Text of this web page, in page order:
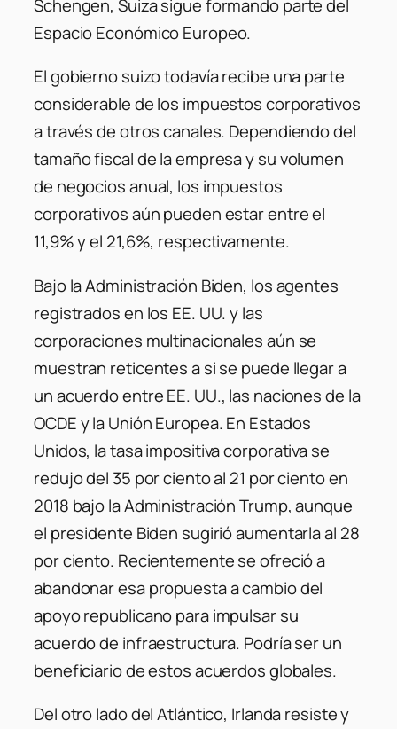
Schengen, Suiza sigue formando parte del
Espacio Económico Europeo.
El gobierno suizo todavía recibe una parte
considerable de los impuestos corporativos
a través de otros canales. Dependiendo del
tamaño fiscal de la empresa y su volumen
de negocios anual, los impuestos
corporativos aún pueden estar entre el
11,9% y el 21,6%, respectivamente.
Bajo la Administración Biden, los agentes
registrados en los EE. UU. y las
corporaciones multinacionales aún se
muestran reticentes a si se puede llegar a
un acuerdo entre EE. UU., las naciones de la
OCDE y la Unión Europea. En Estados
Unidos, la tasa impositiva corporativa se
redujo del 35 por ciento al 21 por ciento en
2018 bajo la Administración Trump, aunque
el presidente Biden sugirió aumentarla al 28
por ciento. Recientemente se ofreció a
abandonar esa propuesta a cambio del
apoyo republicano para impulsar su
acuerdo de infraestructura. Podría ser un
beneficiario de estos acuerdos globales.
Del otro lado del Atlántico, Irlanda resiste y